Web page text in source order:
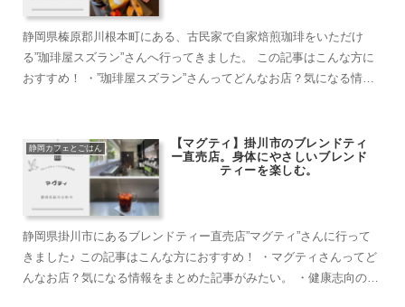
静岡県榛原郡川根本町にある、古民家で自家焙煎珈琲をいただけ
る”珈琲屋スズラン”さんへ行ってきました。 この記事はこんな方に
おすすめ！ ・”珈琲屋スズラン”さんってどんなお店？気になる情報
静岡カフェとごはん
【マグティ】掛川市のブレンドティ
ー直売店。身体にやさしいブレンド
ティーを楽しむ。
静岡県掛川市にあるブレンドティー直売店”マグティ”さんに行って
きました♪ この記事はこんな方におすすめ！ ・マグティさんってど
んなお店？気になる情報をまとめた記事がみたい。 ・健康志向の